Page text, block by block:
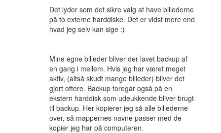
Det lyder som det sikre valg at have billederne
på to externe harddiske. Det er vidst mere end
hvad jeg selv kan sige :)
Mine egne billeder bliver der lavet backup af
en gang i mellem. Hvis jeg har været meget
aktiv, (altså skudt mange billeder) bliver det
gjort oftere. Backup foregår også på en
ekstern harddisk som udeukkende bliver brugt
til backup. Her kopierer jeg så alle billederne
over, så mappernes navne passer med de
kopier jeg har på computeren.